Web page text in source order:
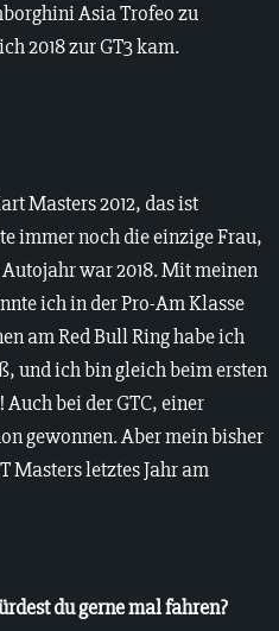
Asia Trofeo zu
2018 zur GT3 kam.
Masters 2012, das ist
immer noch die einzige Frau,
war 2018. Mit meinen
ich in der Pro-Am Klasse
am Red Bull Ring habe ich
und ich bin gleich beim ersten
bei der GTC, einer
gewonnen. Aber mein bisher
Masters letztes Jahr am
du gerne mal fahren?